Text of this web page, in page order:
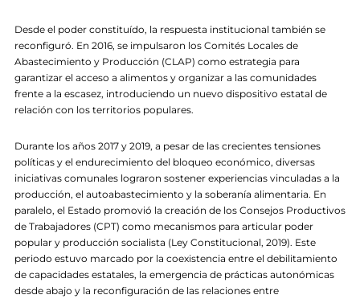
Desde el poder constituído, la respuesta institucional también se
reconfiguró. En 2016, se impulsaron los Comités Locales de
Abastecimiento y Producción (CLAP) como estrategia para
garantizar el acceso a alimentos y organizar a las comunidades
frente a la escasez, introduciendo un nuevo dispositivo estatal de
relación con los territorios populares.
Durante los años 2017 y 2019, a pesar de las crecientes tensiones
políticas y el endurecimiento del bloqueo económico, diversas
iniciativas comunales lograron sostener experiencias vinculadas a la
producción, el autoabastecimiento y la soberanía alimentaria. En
paralelo, el Estado promovió la creación de los Consejos Productivos
de Trabajadores (CPT) como mecanismos para articular poder
popular y producción socialista (Ley Constitucional, 2019). Este
periodo estuvo marcado por la coexistencia entre el debilitamiento
de capacidades estatales, la emergencia de prácticas autonómicas
desde abajo y la reconfiguración de las relaciones entre